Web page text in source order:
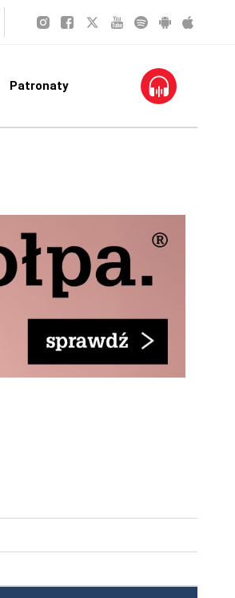
Patronaty